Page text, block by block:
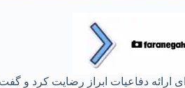
ارائه دفاعیات ابراز رضایت کرد و